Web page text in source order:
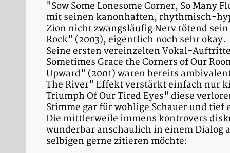
"Sow Some Lonesome Corner, So Many
mit seinen kanonhaften, rhythmisch-
Zion nicht zwangsläufig Nerv tötend
Rock" (2003), eigentlich noch sehr okay.
Seine ersten vereinzelten Vokal-
Sometimes Grace the Corners of Our
Upward" (2001) waren bereits
The River" Effekt verstärkt einfach nur
Triumph Of Our Tired Eyes" diese
Stimme gar für wohlige Schauer und
Die mittlerweile immens kontrovers
wunderbar anschaulich in einem Dialog
selbigen gerne zitieren möchte: